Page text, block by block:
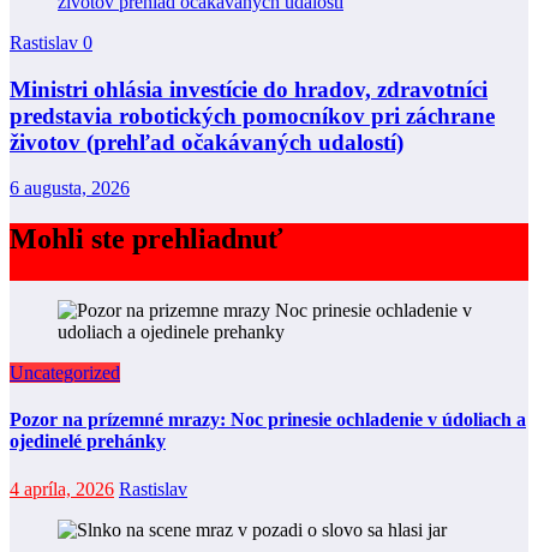
Rastislav 0
Ministri ohlásia investície do hradov, zdravotníci
predstavia robotických pomocníkov pri záchrane
životov (prehľad očakávaných udalostí)
6 augusta, 2026
Mohli ste prehliadnuť
Uncategorized
Pozor na prízemné mrazy: Noc prinesie ochladenie v údoliach a
ojedinelé prehánky
4 apríla, 2026 Rastislav